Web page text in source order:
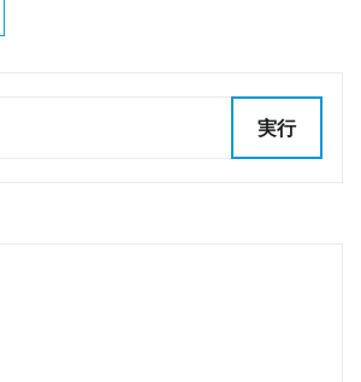
実行